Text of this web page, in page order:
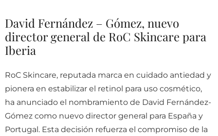
David Fernández – Gómez, nuevo
director general de RoC Skincare para
Iberia
RoC Skincare, reputada marca en cuidado antiedad y
pionera en estabilizar el retinol para uso cosmético,
ha anunciado el nombramiento de David Fernández-
Gómez como nuevo director general para España y
Portugal. Esta decisión refuerza el compromiso de la